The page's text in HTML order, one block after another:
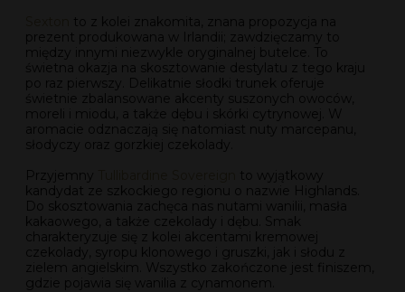
to z kolei znakomita, znana propozycja na
prezent produkowana w Irlandii; zawdzięczamy to
między innymi niezwykle oryginalnej butelce. To
świetna okazja na skosztowanie destylatu z tego kraju
po raz pierwszy. Delikatnie słodki trunek oferuje
świetnie zbalansowane akcenty suszonych owoców,
moreli i miodu, a także dębu i skórki cytrynowej. W
aromacie odznaczają się natomiast nuty marcepanu,
słodyczy oraz gorzkiej czekolady.
Przyjemny
to wyjątkowy
kandydat ze szkockiego regionu o nazwie Highlands.
Do skosztowania zachęca nas nutami wanilii, masła
kakaowego, a także czekolady i dębu. Smak
charakteryzuje się z kolei akcentami kremowej
czekolady, syropu klonowego i gruszki, jak i słodu z
zielem angielskim. Wszystko zakończone jest finiszem,
gdzie pojawia się wanilia z cynamonem.